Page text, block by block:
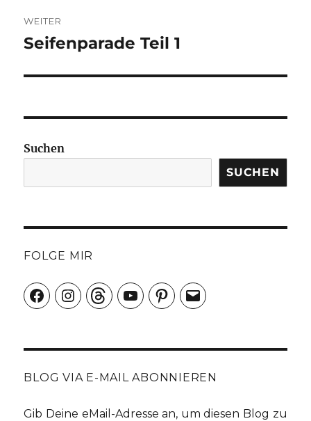
WEITER
Nächster
Seifenparade Teil 1
Suchen
SUCHEN
FOLGE MIR
FacebookInstagramThreadsYouTubePinterest
E-
Mail
BLOG VIA E-MAIL ABONNIEREN
Gib Deine eMail-Adresse an, um diesen Blog zu